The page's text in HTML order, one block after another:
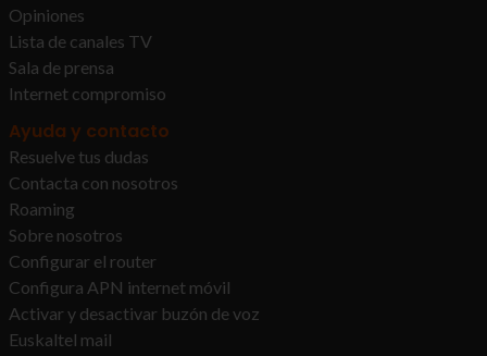
_tt_enable_cookie
Opiniones
Lista de canales TV
Sala de prensa
Internet compromiso
Ayuda y contacto
Resuelve tus dudas
Contacta con nosotros
Roaming
Sobre nosotros
Configurar el router
Configura APN internet móvil
Activar y desactivar buzón de voz
Euskaltel mail